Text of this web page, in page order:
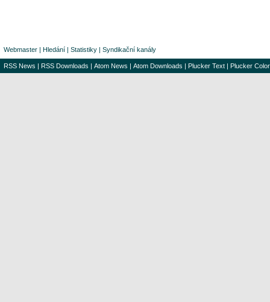
Webmaster | Hledání | Statistiky | Syndikační kanály
RSS News | RSS Downloads | Atom News | Atom Downloads | Plucker Text | Plucker Color